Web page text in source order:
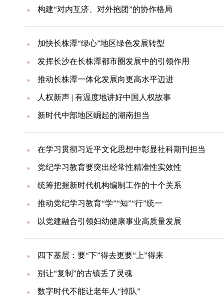
构建“对内互济、对外抱团”的协作格局
加快长株潭“绿心”地区绿色发展转型
发挥长沙在长株潭都市圈发展中的引领作用
推动长株潭一体化发展向更高水平迈进
人权新声 | 有温度地讲好中国人权故事
新时代中部地区崛起的湖南担当
在学习贯彻习近平文化思想中彰显社科期刊担当
党纪学习教育要突出经常性精准性实效性
统筹把握新时代机构编制工作的十个关系
推动党纪学习教育“学”“知”“行”统一
以党建融合引领妇幼健康事业高质量发展
四下基层：要“下”得去更要“上”得来
别让“复制”的古镇丢了灵魂
数字时代不能让老年人“掉队”